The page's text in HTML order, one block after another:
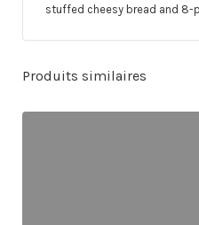
stuffed cheesy bread and 8-
Produits similaires